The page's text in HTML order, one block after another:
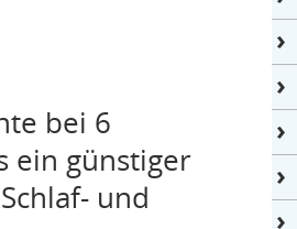
bei 6
ein günstiger
und